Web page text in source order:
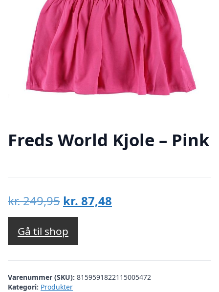
Freds World Kjole – Pink
kr.249,95 Den
oprindelige
pris
var:
kr. 249,95.
kr. 87,48
kr. 87,48.
Gå til shop
Varenummer (SKU): 8159591822115005472
Kategori: Produkter